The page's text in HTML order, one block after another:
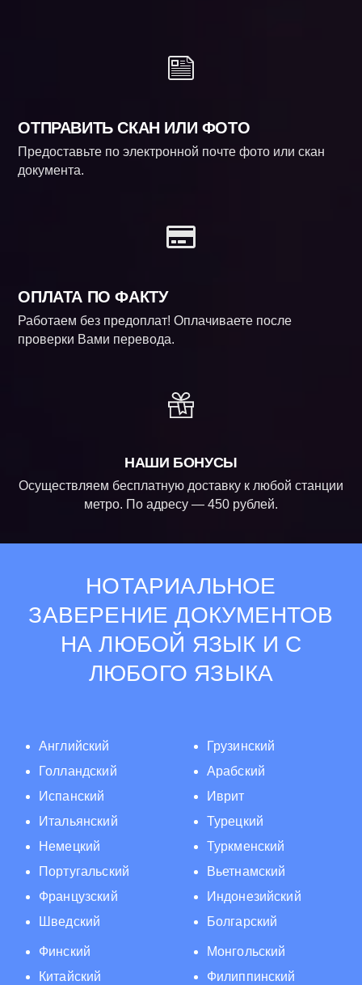
ОТПРАВИТЬ СКАН ИЛИ ФОТО
Предоставьте по электронной почте фото или скан
документа.
ОПЛАТА ПО ФАКТУ
Работаем без предоплат! Оплачиваете после
проверки Вами перевода.
НАШИ БОНУСЫ
Осуществляем бесплатную доставку к любой станции
метро. По адресу — 450 рублей.
НОТАРИАЛЬНОЕ
ЗАВЕРЕНИЕ ДОКУМЕНТОВ
НА ЛЮБОЙ ЯЗЫК И С
ЛЮБОГО ЯЗЫКА
Английский
Голландский
Испанский
Итальянский
Немецкий
Португальский
Французский
Шведский
Грузинский
Арабский
Иврит
Турецкий
Туркменский
Вьетнамский
Индонезийский
Болгарский
Финский
Китайский
Монгольский
Филиппинский